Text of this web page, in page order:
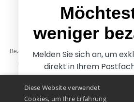
Bezahlung mit
Unsere Paketzusteller
Diese Website verwendet
Cookies, um Ihre Erfahrung
weniger
Melden Sie sich an, um
direkt in Ihrem